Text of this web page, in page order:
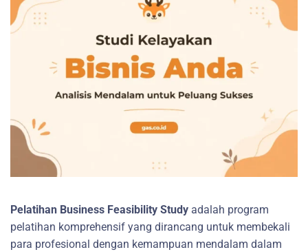
Pelatihan Business Feasibility Study adalah program
pelatihan komprehensif yang dirancang untuk membekali
para profesional dengan kemampuan mendalam dalam